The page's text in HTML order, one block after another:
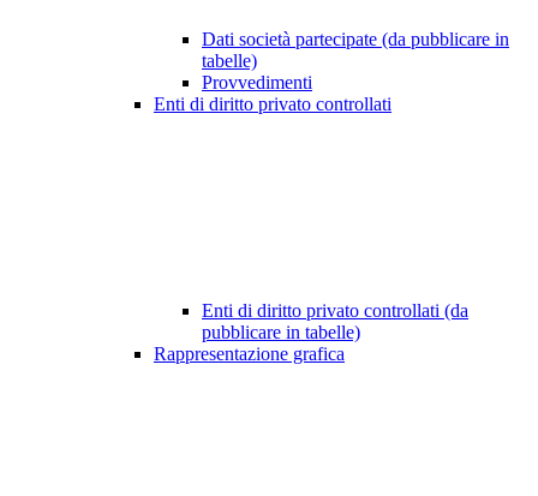
Dati società partecipate (da pubblicare in
tabelle)
Provvedimenti
Enti di diritto privato controllati
Enti di diritto privato controllati (da
pubblicare in tabelle)
Rappresentazione grafica